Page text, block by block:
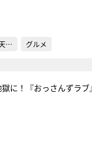
… グルメ
に！『おっさんずラ